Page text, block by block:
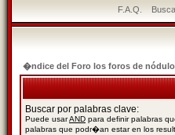
F.A.Q.
�ndice del Foro los foros de nódulo
Buscar por palabras clave:
Puede usarAND para definir palabras
palabras que podr�an estar en los